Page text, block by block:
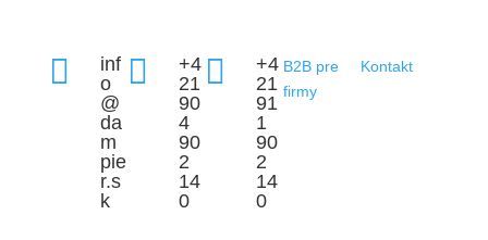

inf
o
@
da
m
pie
r.s
k

+4
21
90
4
90
2
14
0

+4
21
91
1
90
2
14
0
B2B pre
firmy
Kontakt